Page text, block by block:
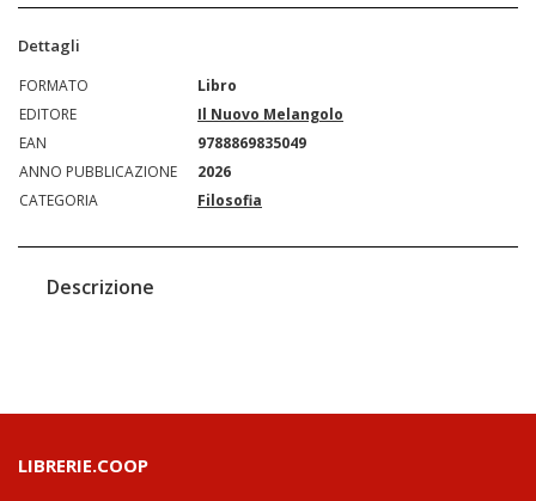
Dettagli
FORMATO
Libro
EDITORE
Il Nuovo Melangolo
EAN
9788869835049
ANNO PUBBLICAZIONE
2026
CATEGORIA
Filosofia
Descrizione
LIBRERIE.COOP